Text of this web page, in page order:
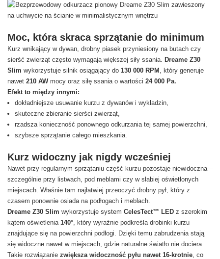
Moc, która skraca sprzątanie do minimum
Kurz wnikający w dywan, drobny piasek przyniesiony na butach czy
sierść zwierząt często wymagają większej siły ssania. Dreame Z30
Slim wykorzystuje silnik osiągający do 130 000 RPM , który generuje
nawet 210 AWmocy oraz siłę ssania o wartości 24 000 Pa.
Efekt to między innymi:
dokładniejsze usuwanie kurzu z dywanów i wykładzin,
skuteczne zbieranie sierści zwierząt,
rzadsza konieczność ponownego odkurzania tej samej powierzchni,
szybsze sprzątanie całego mieszkania.
Kurz widoczny jak nigdy wcześniej
Nawet przy regularnym sprzątaniu część kurzu pozostaje niewidoczna –
szczególnie przy listwach, pod meblami czy w słabiej oświetlonych
miejscach. Właśnie tam najłatwiej przeoczyć drobny pył, który z
czasem ponownie osiada na podłogach i meblach.
Dreame Z30 Slim wykorzystuje system CelesTect™ LED z szerokim
kątem oświetlenia 140°, który wyraźnie podkreśla drobinki kurzu
znajdujące się na powierzchni podłogi. Dzięki temu zabrudzenia stają
się widoczne nawet w miejscach, gdzie naturalne światło nie dociera.
Takie rozwiązanie zwiększa widoczność pyłu nawet 16-krotnie, co